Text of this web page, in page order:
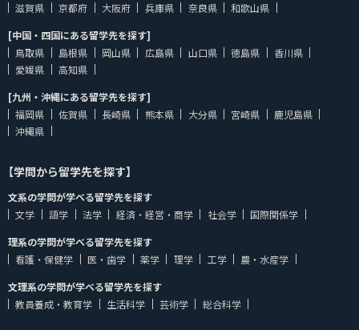
滋賀県
京都府 大阪府 兵庫県 奈良県
和歌山県
[中国・四国にある留学先を探す]
鳥取県
島根県 岡山県 広島県 山口県 徳島県
香川県
愛媛県
高知県
[九州・沖縄にある留学先を探す]
福岡県
佐賀県 長崎県 熊本県 大分県 宮崎県
鹿児島県
沖縄県
【学問から留学先を探す】
文系の学問が学べる留学先を探す
文学
語学 法学 経済・経営・商学 社会学
国際関係学
理系の学問が学べる留学先を探す
看護・保健学
医・歯学 薬学 理学 工学
農・水産学
文理系の学問が学べる留学先を探す
教員養成・教育学
生活科学 芸術学 総合科学